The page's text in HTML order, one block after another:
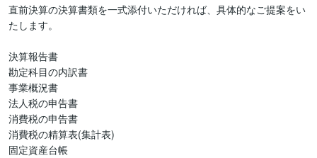
直前決算の決算書類を一式添付いただければ、具体的なご提案をい
たします。
決算報告書
勘定科目の内訳書
事業概況書
法人税の申告書
消費税の申告書
消費税の精算表(集計表)
固定資産台帳